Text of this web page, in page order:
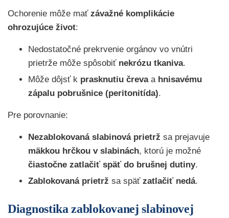
Ochorenie môže mať závažné komplikácie
ohrozujúce život:
Nedostatočné prekrvenie orgánov vo vnútri
prietrže môže spôsobiť nekrózu tkaniva.
Môže dôjsť k prasknutiu črevaa hnisavému
zápalu pobrušnice (peritonitída).
Pre porovnanie:
Nezablokovaná slabinová prietrž sa prejavuje
mäkkou hrčkou v slabinách, ktorú je možné
čiastočne zatlačiť späť do brušnej dutiny.
Zablokovaná prietrž sa späť zatlačiť nedá.
Diagnostika zablokovanej slabinovej